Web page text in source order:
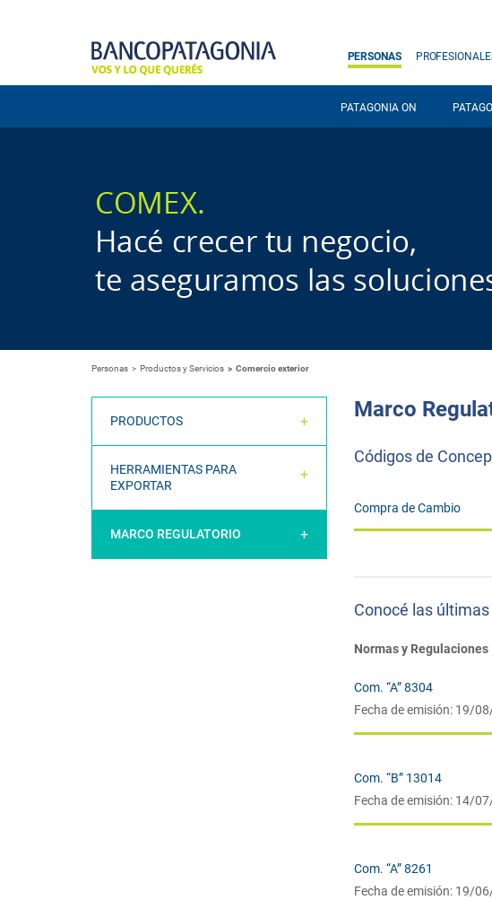
PERSONAS
PATAGONIA ON
Personas Productos y Servicios Comercio exterior
PRODUCTOS
HERRAMIENTAS PARA
EXPORTAR
MARCO REGULATORIO
Marco
Códigos de
Compra de Cambio
Conocé las
Normas y Regulaciones
Com. “A” 8304
Fecha de emisión: 19/
Com. “B” 13014
Fecha de emisión: 14/
Com. “A” 8261
Fecha de emisión: 19/